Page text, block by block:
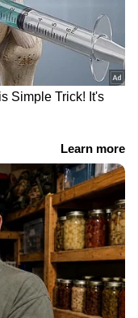
കമ്പനി